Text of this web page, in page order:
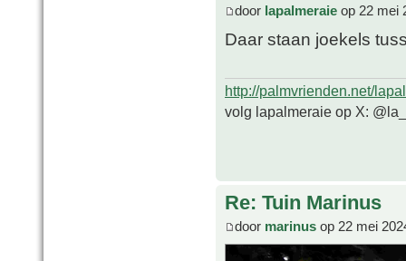
door lapalmeraie op 22 mei
Daar staan joekels
http://palmvrienden.net/
volg lapalmeraie op X:
Re: Tuin Marinus
door marinus op 22 mei